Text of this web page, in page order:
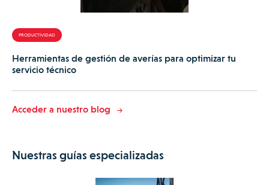
PRODUCTIVIDAD
Herramientas de gestión de averías para optimizar tu
servicio técnico
Acceder a nuestro blog
Nuestras guías especializadas